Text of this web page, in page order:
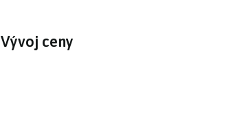
Vývoj ceny